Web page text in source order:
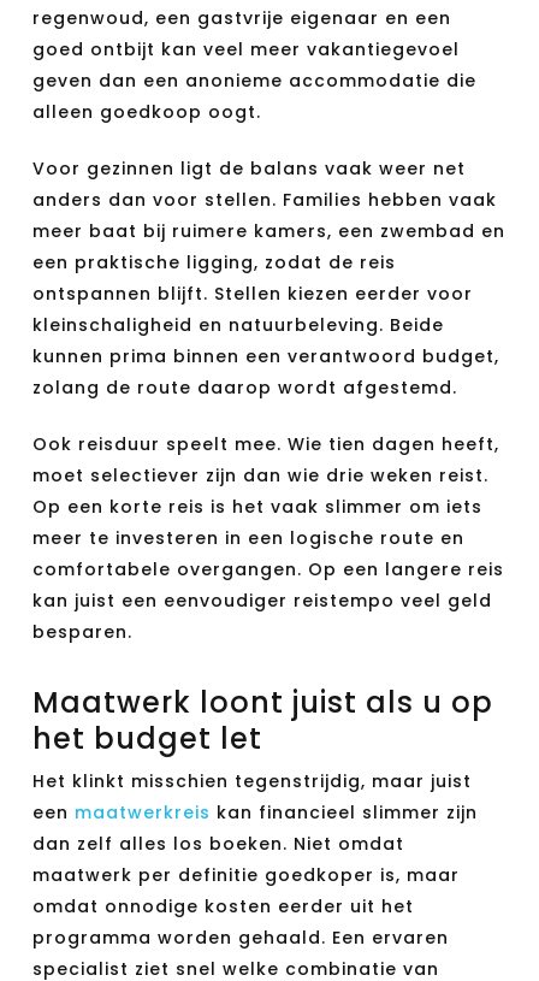
regenwoud, een gastvrije eigenaar en een
goed ontbijt kan veel meer vakantiegevoel
geven dan een anonieme accommodatie die
alleen goedkoop oogt.
Voor gezinnen ligt de balans vaak weer net
anders dan voor stellen. Families hebben vaak
meer baat bij ruimere kamers, een zwembad en
een praktische ligging, zodat de reis
ontspannen blijft. Stellen kiezen eerder voor
kleinschaligheid en natuurbeleving. Beide
kunnen prima binnen een verantwoord budget,
zolang de route daarop wordt afgestemd.
Ook reisduur speelt mee. Wie tien dagen heeft,
moet selectiever zijn dan wie drie weken reist.
Op een korte reis is het vaak slimmer om iets
meer te investeren in een logische route en
comfortabele overgangen. Op een langere reis
kan juist een eenvoudiger reistempo veel geld
besparen.
Maatwerk loont juist als u op
het budget let
Het klinkt misschien tegenstrijdig, maar juist
een maatwerkreis kan financieel slimmer zijn
dan zelf alles los boeken. Niet omdat
maatwerk per definitie goedkoper is, maar
omdat onnodige kosten eerder uit het
programma worden gehaald. Een ervaren
specialist ziet snel welke combinatie van